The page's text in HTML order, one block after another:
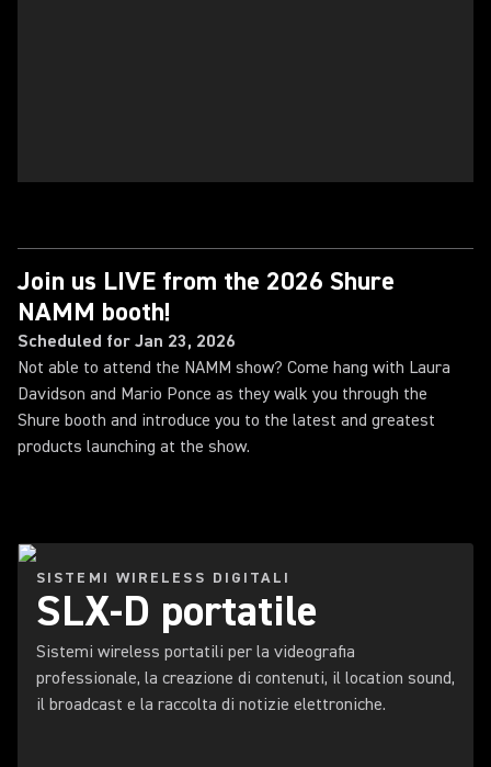
Join us LIVE from the 2026 Shure
NAMM booth!
Scheduled for Jan 23, 2026
Not able to attend the NAMM show? Come hang with Laura
Davidson and Mario Ponce as they walk you through the
Shure booth and introduce you to the latest and greatest
products launching at the show.
SISTEMI WIRELESS DIGITALI
SLX-D portatile
Sistemi wireless portatili per la videografia
professionale, la creazione di contenuti, il location sound,
il broadcast e la raccolta di notizie elettroniche.